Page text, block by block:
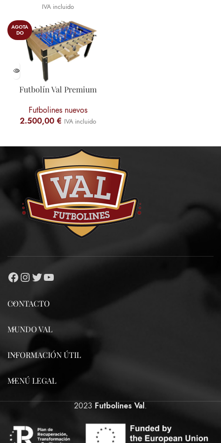
IVA incluido
AGOTA
DO
Futbolín Val Premium
Futbolines nuevos
2.500,00 € IVA incluido
CONTACTO
MUNDO VAL
INFORMACIÓN ÚTIL
MENÚ LEGAL
2023 Futbolines Val.